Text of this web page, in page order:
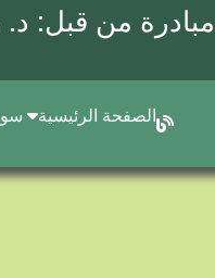
مبادرة من قبل: د.
الصفحة الرئيسية